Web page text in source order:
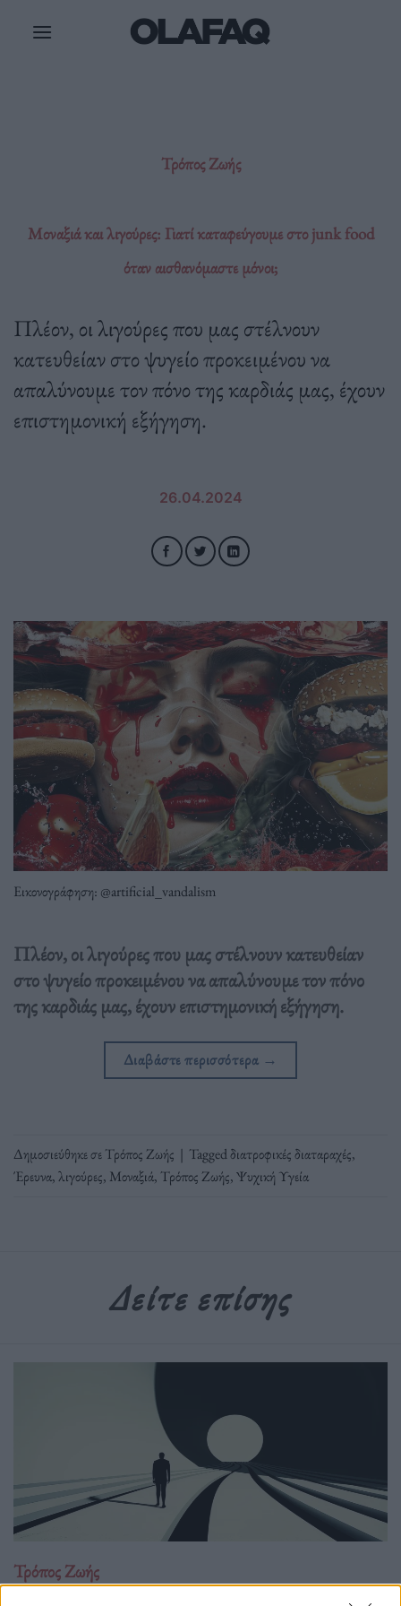
Τρόπος Ζωής
Μοναξιά και λιγούρες: Γιατί καταφεύγουμε στο junk food
όταν αισθανόμαστε μόνοι;
Πλέον, οι λιγούρες που μας στέλνουν
κατευθείαν στο ψυγείο προκειμένου να
απαλύνουμε τον πόνο της καρδιάς μας, έχουν
επιστημονική εξήγηση.
26.04.2024
Εικονογράφηση: @artificial_vandalism
Πλέον, οι λιγούρες που μας στέλνουν κατευθείαν
στο ψυγείο προκειμένου να απαλύνουμε τον πόνο
της καρδιάς μας, έχουν επιστημονική εξήγηση.
Διαβάστε περισσότερα →
Δημοσιεύθηκε σεΤρόπος Ζωής | Taggedδιατροφικές διαταραχές,
Έρευνα,λιγούρες, Μοναξιά, Τρόπος Ζωής,Ψυχική Υγεία
Δείτε επίσης
Τρόπος Ζωής